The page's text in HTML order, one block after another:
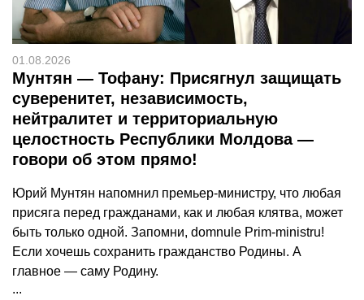
01.08.2026
Мунтян — Тофану: Присягнул защищать
суверенитет, независимость,
нейтралитет и территориальную
целостность Республики Молдова —
говори об этом прямо!
Юрий Мунтян напомнил премьер-министру, что любая
присяга перед гражданами, как и любая клятва, может
быть только одной. Запомни, domnule Prim-ministru!
Если хочешь сохранить гражданство Родины. А
главное — саму Родину.
...